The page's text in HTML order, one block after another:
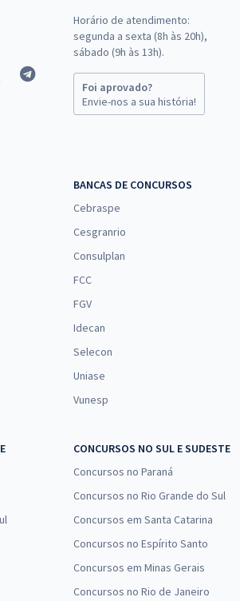
Horário de atendimento:
segunda a sexta (8h às 20h),
sábado (9h às 13h).
Foi aprovado?
Envie-nos a sua história!
BANCAS DE CONCURSOS
Cebraspe
Cesgranrio
Consulplan
FCC
FGV
Idecan
Selecon
Uniase
Vunesp
CONCURSOS NO SUL E SUDESTE
Concursos no Paraná
Concursos no Rio Grande do Sul
Concursos em Santa Catarina
Concursos no Espírito Santo
Concursos em Minas Gerais
Concursos no Rio de Janeiro